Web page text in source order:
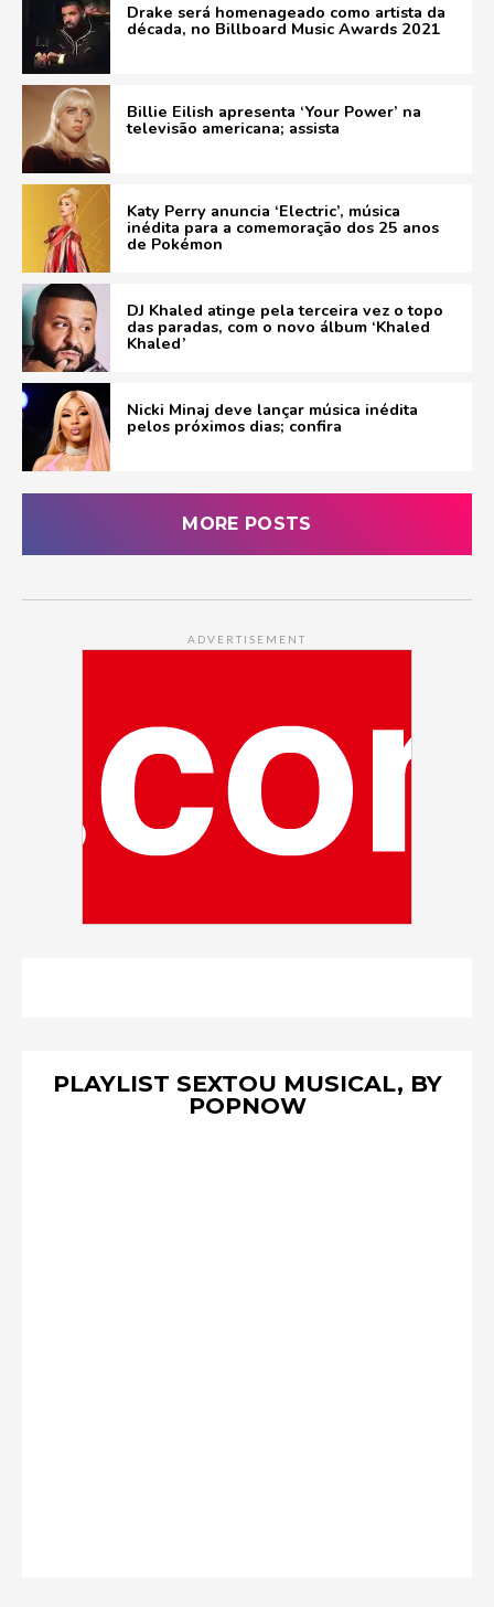
Drake será homenageado como artista da
década, no Billboard Music Awards 2021
Billie Eilish apresenta ‘Your Power’ na
televisão americana; assista
Katy Perry anuncia ‘Electric’, música
inédita para a comemoração dos 25 anos
de Pokémon
DJ Khaled atinge pela terceira vez o topo
das paradas, com o novo álbum ‘Khaled
Khaled’
Nicki Minaj deve lançar música inédita
pelos próximos dias; confira
MORE POSTS
ADVERTISEMENT
PLAYLIST SEXTOU MUSICAL, BY
POPNOW